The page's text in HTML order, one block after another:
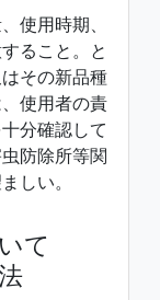
使用時期、
ること。と
その新品種
使用者の責
分確認して
防除所等関
しい。
て